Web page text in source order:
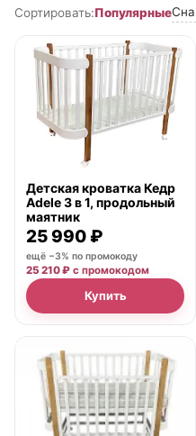
Сортировать:Популярные
● в наличии
Детская кроватка Кедр
Adele 3 в 1, продольный
маятник
25 990 ₽
ещё −3% по промокоду
25 210 ₽ с промокодом
Купить
● в наличии